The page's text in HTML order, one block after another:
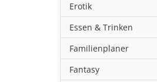
Erotik
Essen & Trinken
Familienplaner
Fantasy